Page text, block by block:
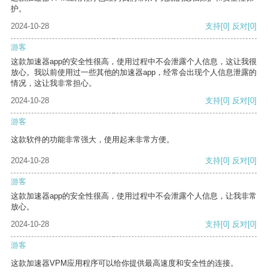
护。
2024-10-28
支持[0] 反对[0]
游客
这款加速器app的安全性很高，使用过程中不会泄露个人信息，这让我很
放心。我以前使用过一些其他的加速器app，经常会出现个人信息泄露的
情况，这让我非常担心。
2024-10-28
支持[0] 反对[0]
游客
这款软件的功能非常强大，使用起来非常方便。
2024-10-28 支持[0] 反对[0]
游客
这款加速器app的安全性很高，使用过程中不会泄露个人信息，让我非常
放心。
2024-10-28
支持[0] 反对[0]
游客
这款加速器VPM应用程序可以给你提供最高速度和安全性的连接。